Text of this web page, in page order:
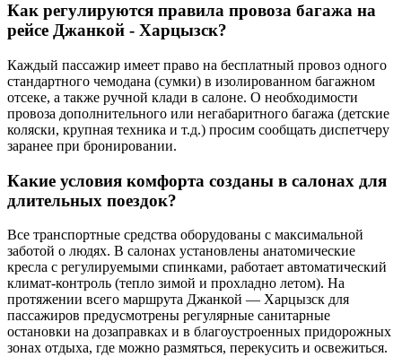
Как регулируются правила провоза багажа на
рейсе Джанкой - Харцызск?
Каждый пассажир имеет право на бесплатный провоз одного
стандартного чемодана (сумки) в изолированном багажном
отсеке, а также ручной клади в салоне. О необходимости
провоза дополнительного или негабаритного багажа (детские
коляски, крупная техника и т.д.) просим сообщать диспетчеру
заранее при бронировании.
Какие условия комфорта созданы в салонах для
длительных поездок?
Все транспортные средства оборудованы с максимальной
заботой о людях. В салонах установлены анатомические
кресла с регулируемыми спинками, работает автоматический
климат-контроль (тепло зимой и прохладно летом). На
протяжении всего маршрута Джанкой — Харцызск для
пассажиров предусмотрены регулярные санитарные
остановки на дозаправках и в благоустроенных придорожных
зонах отдыха, где можно размяться, перекусить и освежиться.